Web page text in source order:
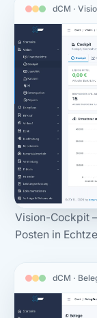
dCM ·
Vision-Cockpit
Posten in
dCM ·